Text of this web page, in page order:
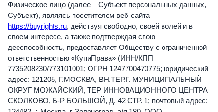
Физическое лицо (далее – Субъект персональных данных,
Субъект), являясь посетителем веб-сайта
https://buyrights.ru, действуя свободно, своей волей и в
своем интересе, а также подтверждая свою
дееспособность, предоставляет Обществу с ограниченной
ответственностью «КупиПрава» (ИНН/КПП
7735208230/773101001; ОГРН 1247700470775; юридический
адрес: 121205, Г.МОСКВА, ВН.ТЕР.Г. МУНИЦИПАЛЬНЫЙ
ОКРУГ МОЖАЙСКИЙ, ТЕР ИННОВАЦИОННОГО ЦЕНТРА
СКОЛКОВО, Б-Р БОЛЬШОЙ, Д. 42 СТР. 1; почтовый адрес: